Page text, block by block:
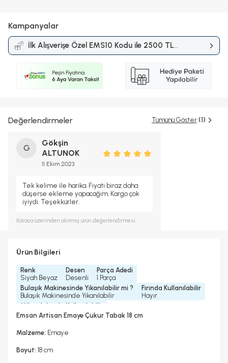
Kampanyalar
İlk Alışverişe Özel EMS10 Kodu ile 2500 TL
ve Üzerine %10 İndirimKampanyası
Değerlendirmeler Tümünü Göster (1)
G
Gökşin
ALTUNOK
11 Ekim 2023
Tek kelime ile harika. Fiyatı biraz daha
düşerse ekleme yapacağım. Kargo çok
iyiydi. Teşekkürler.
Karaca üzerinden alınmış ürün değerlendirmesi.
Ürün Bilgileri
Renk
Siyah Beyaz
Desen
Desenli
Parça Adedi
1 Parça
Bulaşık Makinesinde Yıkanılabilir mi ?
Bulaşık Makinesinde Yıkanılabilir
Fırında Kullanılabilir
Hayır
Mikrodalgada Kullanılabilir
Hayır
Emsan Artisan Emaye Çukur Tabak 18 cm
Malzeme: Emaye
Boyut: 18 cm